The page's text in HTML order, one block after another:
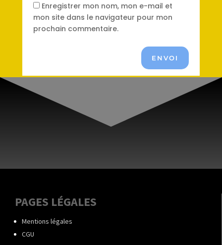
Enregistrer mon nom, mon e-mail et
mon site dans le navigateur pour mon
prochain commentaire.
ENVOI
PAGES LÉGALES
Mentions légales
CGU